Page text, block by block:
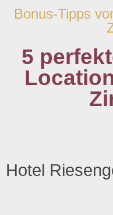
Bonus-Tipps
5
Hotel